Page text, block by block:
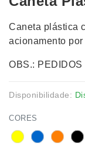
Caneta plástica
acionamento
OBS.:
Disponibilidade:
CORES